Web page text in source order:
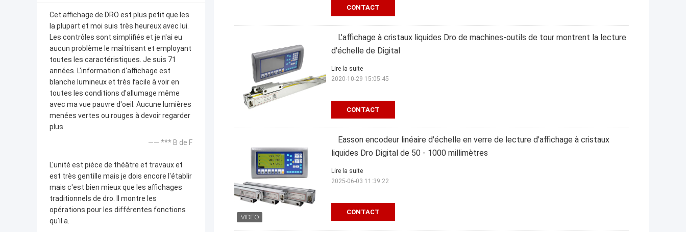
Cet affichage de DRO est plus petit que les
la plupart et moi suis très heureux avec lui.
Les contrôles sont simplifiés et je n'ai eu
aucun problème le maîtrisant et employant
toutes les caractéristiques. Je suis 71
années. L'information d'affichage est
blanche lumineux et très facile à voir en
toutes les conditions d'allumage même
avec ma vue pauvre d'oeil. Aucune lumières
menées vertes ou rouges à devoir regarder
plus.
—— *** B de F
L'unité est pièce de théâtre et travaux et
est très gentille mais je dois encore l'établir
mais c'est bien mieux que les affichages
traditionnels de dro. Il montre les
opérations pour les différentes fonctions
qu'il a.
CONTACT
L'affichage à cristaux liquides Dro de machines-outils de tour montrent la lecture
d'échelle de Digital
CONTACT
Lire la suite
2020-10-29 15:05:45
Easson encodeur linéaire d'échelle en verre de lecture d'affichage à cristaux
liquides Dro Digital de 50 - 1000 millimètres
CONTACT
Lire la suite
2025-06-03 11:39:22